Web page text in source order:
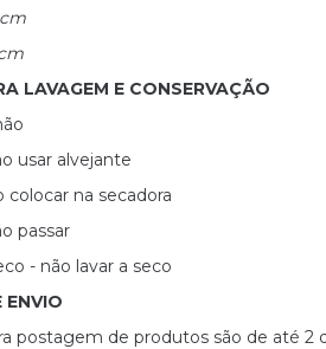
LAVAGEM E CONSERVAÇÃO
usar alvejante
colocar na secadora
passar
- não lavar a seco
ENVIO
postagem de produtos são de até 2